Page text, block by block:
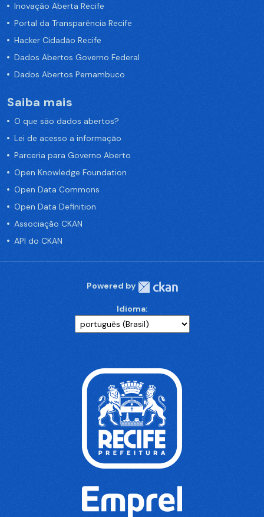
Inovação Aberta Recife
Portal da Transparência Recife
Hacker Cidadão Recife
Dados Abertos Governo Federal
Dados Abertos Pernambuco
Saiba mais
O que são dados abertos?
Lei de acesso a informação
Parceria para Governo Aberto
Open Knowledge Foundation
Open Data Commons
Open Data Definition
Associação CKAN
API do CKAN
Powered by
Idioma